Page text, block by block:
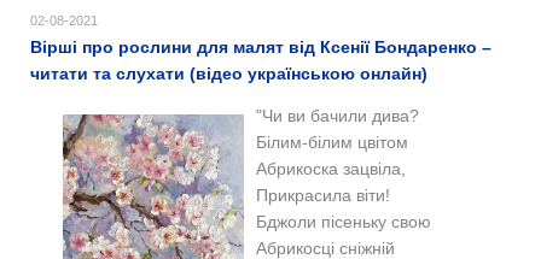
02-08-2021
Вірші про рослини для малят від Ксенії Бондаренко –
читати та слухати (відео українською онлайн)
"Чи ви бачили дива?
Білим-білим цвітом
Абрикоска зацвіла,
Прикрасила віти!
Бджоли пісеньку свою
Абрикосці сніжній